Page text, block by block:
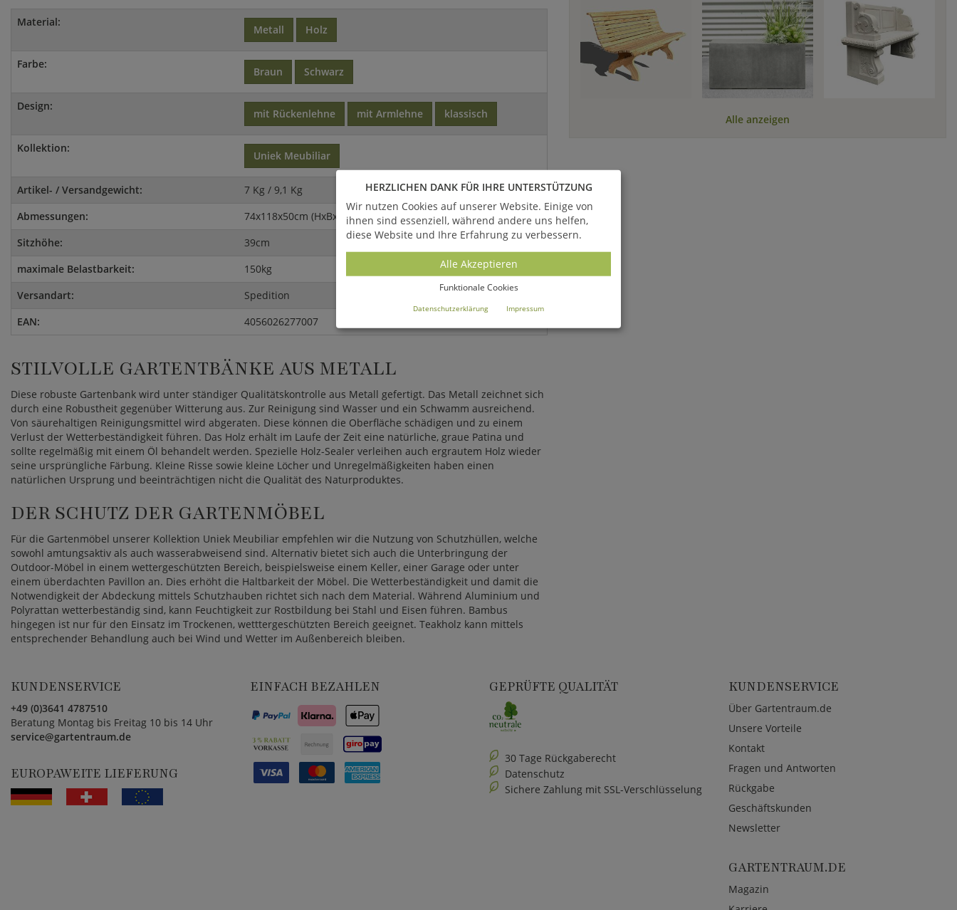
Material:
Metall Holz
Farbe:
Braun Schwarz
Design:
mit Rückenlehne mit Armlehne klassisch
Kollektion:
Uniek Meubiliar
Artikel- / Versandgewicht:
7 Kg / 9,1 Kg
Abmessungen:
74x118x50cm (HxBxT)
Sitzhöhe:
39cm
maximale Belastbarkeit:
150kg
Versandart:
Spedition
EAN:
4056026277007
STILVOLLE GARTENTBÄNKE AUS METALL
Diese robuste Gartenbank wird unter ständiger Qualitätskontrolle aus Metall gefertigt. Das Metall zeichnet sich
durch eine Robustheit gegenüber Witterung aus. Zur Reinigung sind Wasser und ein Schwamm ausreichend.
Von säurehaltigen Reinigungsmittel wird abgeraten. Diese können die Oberfläche schädigen und zu einem
Verlust der Wetterbeständigkeit führen. Das Holz erhält im Laufe der Zeit eine natürliche, graue Patina und
sollte regelmäßig mit einem Öl behandelt werden. Spezielle Holz-Sealer verleihen auch ergrautem Holz wieder
seine ursprüngliche Färbung. Kleine Risse sowie kleine Löcher und Unregelmäßigkeiten haben einen
natürlichen Ursprung und beeinträchtigen nicht die Qualität des Naturproduktes.
DER SCHUTZ DER GARTENMÖBEL
Für die Gartenmöbel unserer Kollektion Uniek Meubiliar empfehlen wir die Nutzung von Schutzhüllen, welche
sowohl amtungsaktiv als auch wasserabweisend sind. Alternativ bietet sich auch die Unterbringung der
Outdoor-Möbel in einem wettergeschützten Bereich, beispielsweise einem Keller, einer Garage oder unter
einem überdachten Pavillon an. Dies erhöht die Haltbarkeit der Möbel. Die Wetterbeständigkeit und damit die
Notwendigkeit der Abdeckung mittels Schutzhauben richtet sich nach dem Material. Während Aluminium und
Polyrattan wetterbeständig sind, kann Feuchtigkeit zur Rostbildung bei Stahl und Eisen führen. Bambus
hingegen ist nur für den Einsatz im Trockenen, wetttergeschützten Bereich geeignet. Teakholz kann mittels
entsprechender Behandlung auch bei Wind und Wetter im Außenbereich bleiben.
Alle anzeigen
KUNDENSERVICE
+49 (0)3641 4787510
Beratung Montag bis Freitag 10 bis 14 Uhr
service@gartentraum.de
EUROPAWEITE LIEFERUNG
EINFACH BEZAHLEN GEPRÜFTE QUALITÄT
30 Tage Rückgaberecht
Datenschutz
Sichere Zahlung mit SSL-Verschlüsselung
KUNDENSERVICE
Über Gartentraum.de
Unsere Vorteile
Kontakt
Fragen und Antworten
Rückgabe
Geschäftskunden
Newsletter
GARTENTRAUM.DE
Magazin
HERZLICHEN DANK FÜR IHRE UNTERSTÜTZUNG
Wir nutzen Cookies auf unserer Website. Einige von
ihnen sind essenziell, während andere uns helfen,
diese Website und Ihre Erfahrung zu verbessern.
Alle Akzeptieren
Funktionale Cookies
Datenschutzerklärung Impressum